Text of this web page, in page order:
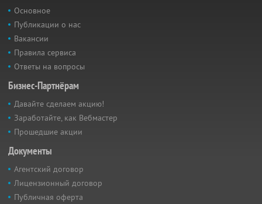
Основное
Публикации о нас
Вакансии
Правила сервиса
Ответы на вопросы
Бизнес-Партнёрам
Давайте сделаем акцию!
Заработайте, как Вебмастер
Прошедшие акции
Документы
Агентский договор
Лицензионный договор
Публичная оферта